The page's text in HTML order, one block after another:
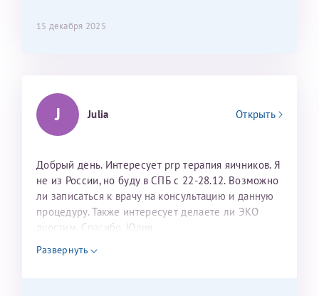
15 декабря 2025
J Julia Открыть
Добрый день. Интересует prp терапия яичников. Я
не из России, но буду в СПБ с 22-28.12. Возможно
ли записаться к врачу на консультацию и данную
процедуру. Также интересует делаете ли ЭКО
дуостим. Спасибо. Юлия
Развернуть